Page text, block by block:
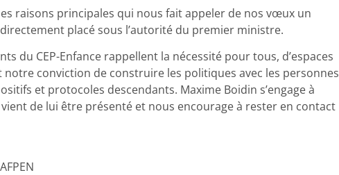
raisons principales qui nous fait appeler de nos vœux un
placé sous l’autorité du premier ministre.
du CEP-Enfance rappellent la nécessité pour tous, d’espaces
notre conviction de construire les politiques avec les personnes
et protocoles descendants. Maxime Boidin s’engage à
de lui être présenté et nous encourage à rester en contact